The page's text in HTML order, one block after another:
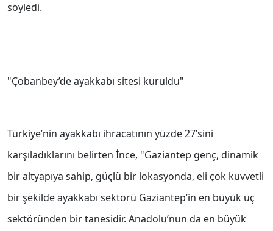
söyledi.
"Çobanbey’de ayakkabı sitesi kuruldu"
Türkiye’nin ayakkabı ihracatının yüzde 27’sini
karşıladıklarını belirten İnce, "Gaziantep genç, dinamik
bir altyapıya sahip, güçlü bir lokasyonda, eli çok kuvvetli
bir şekilde ayakkabı sektörü Gaziantep’in en büyük üç
sektöründen bir tanesidir. Anadolu’nun da en büyük